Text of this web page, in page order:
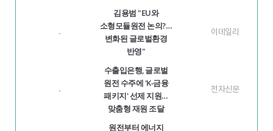
·
김용범 "EU와
소형모듈원전 논의?…
변화된 글로벌환경
반영"
이데일리
·
수출입은행, 글로벌
원전 수주에 'K-금융
패키지' 선제 지원…
맞춤형 재원 조달
전자신문
원전부터 에너지